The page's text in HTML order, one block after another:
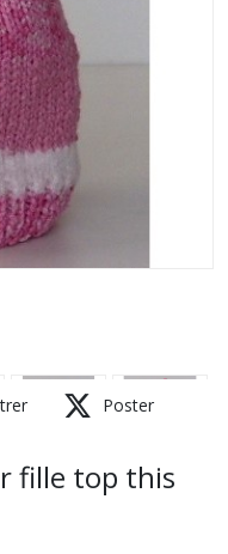
Poster
fille top this